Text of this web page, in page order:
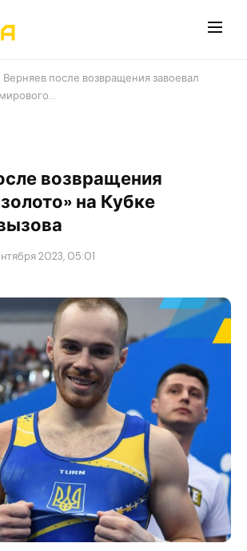
Верняев после возвращения завоевал
возвращения
на Кубке
2023, 05:01